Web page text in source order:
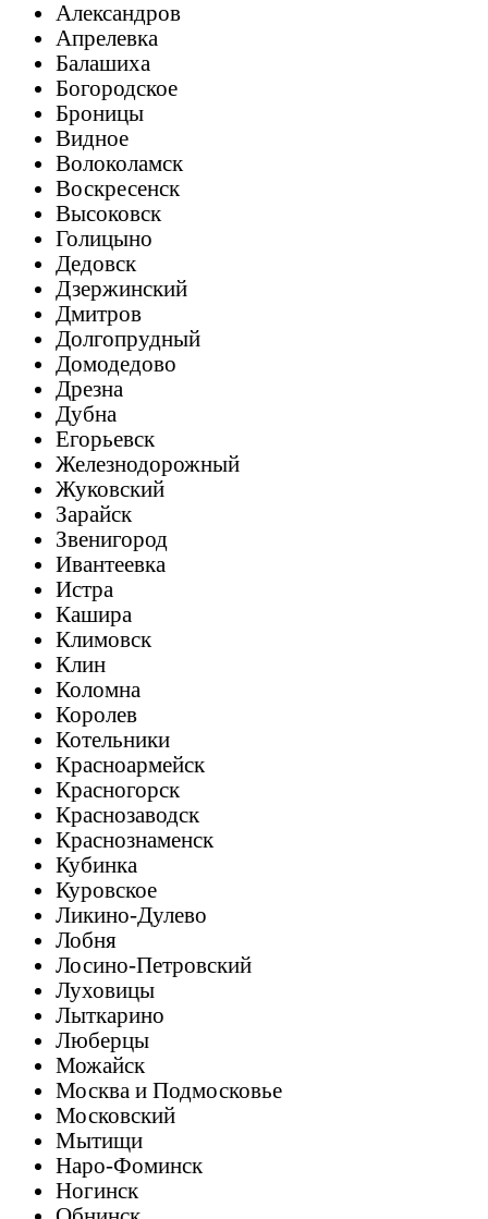
Александров
Апрелевка
Балашиха
Богородское
Броницы
Видное
Волоколамск
Воскресенск
Высоковск
Голицыно
Дедовск
Дзержинский
Дмитров
Долгопрудный
Домодедово
Дрезна
Дубна
Егорьевск
Железнодорожный
Жуковский
Зарайск
Звенигород
Ивантеевка
Истра
Кашира
Климовск
Клин
Коломна
Королев
Котельники
Красноармейск
Красногорск
Краснозаводск
Краснознаменск
Кубинка
Куровское
Ликино-Дулево
Лобня
Лосино-Петровский
Луховицы
Лыткарино
Люберцы
Можайск
Москва и Подмосковье
Московский
Мытищи
Наро-Фоминск
Ногинск